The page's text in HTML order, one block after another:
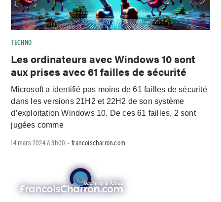
TECHNO
Les ordinateurs avec Windows 10 sont
aux prises avec 61 failles de sécurité
Microsoft a identifié pas moins de 61 failles de sécurité
dans les versions 21H2 et 22H2 de son système
d’exploitation Windows 10. De ces 61 failles, 2 sont
jugées comme
14 mars 2024 à 3h00 -francoischarron.com